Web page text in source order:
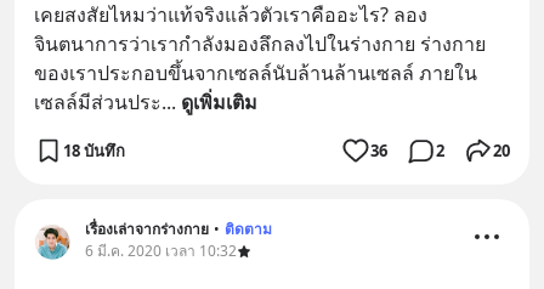
เคยสงสัยไหมว่าแท้จริงแล้วตัวเราคืออะไร? ลอง
จินตนาการว่าเรากำลังมองลึกลงไปในร่างกาย ร่างกาย
ของเราประกอบขึ้นจากเซลล์นับล้านล้านเซลล์ ภายใน
เซลล์มีส่วนประ... ดูเพิ่มเติม
18 บันทึก 36 2 20
เรื่องเล่าจากร่างกาย • ติดตาม
6 มี.ค. 2020 เวลา 10:32